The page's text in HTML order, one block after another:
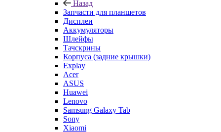
Назад
Запчасти для планшетов
Дисплеи
Аккумуляторы
Шлейфы
Тачскрины
Корпуса (задние крышки)
Explay
Acer
ASUS
Huawei
Lenovo
Samsung Galaxy Tab
Sony
Xiaomi